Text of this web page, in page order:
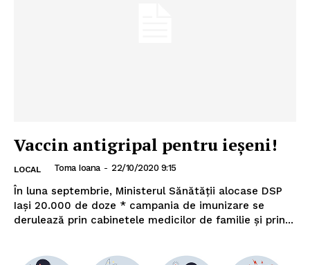
Vaccin antigripal pentru ieșeni!
LOCAL Toma Ioana - 22/10/2020 9:15
În luna septembrie, Ministerul Sănătăţii alocase DSP
Iaşi 20.000 de doze * campania de imunizare se
derulează prin cabinetele medicilor de familie şi prin...